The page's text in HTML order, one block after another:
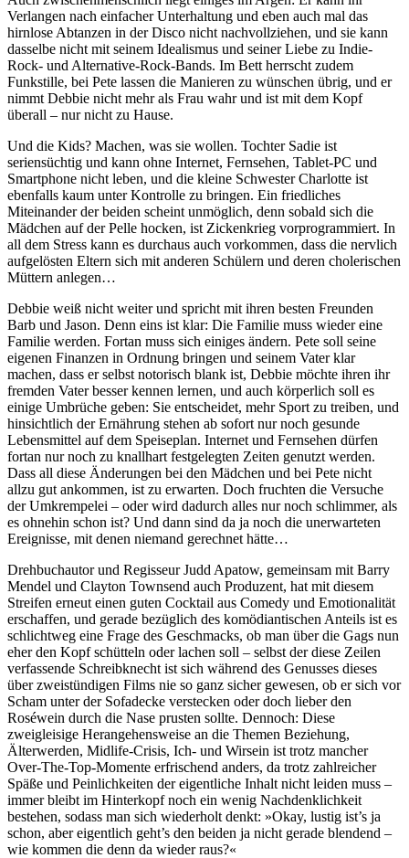
Verlangen nach einfacher Unterhaltung und eben auch mal das
hirnlose Abtanzen in der Disco nicht nachvollziehen, und sie kann
dasselbe nicht mit seinem Idealismus und seiner Liebe zu Indie-
Rock- und Alternative-Rock-Bands. Im Bett herrscht zudem
Funkstille, bei Pete lassen die Manieren zu wünschen übrig, und er
nimmt Debbie nicht mehr als Frau wahr und ist mit dem Kopf
überall – nur nicht zu Hause.
Und die Kids? Machen, was sie wollen. Tochter Sadie ist
seriensüchtig und kann ohne Internet, Fernsehen, Tablet-PC und
Smartphone nicht leben, und die kleine Schwester Charlotte ist
ebenfalls kaum unter Kontrolle zu bringen. Ein friedliches
Miteinander der beiden scheint unmöglich, denn sobald sich die
Mädchen auf der Pelle hocken, ist Zickenkrieg vorprogrammiert. In
all dem Stress kann es durchaus auch vorkommen, dass die nervlich
aufgelösten Eltern sich mit anderen Schülern und deren cholerischen
Müttern anlegen…
Debbie weiß nicht weiter und spricht mit ihren besten Freunden
Barb und Jason. Denn eins ist klar: Die Familie muss wieder eine
Familie werden. Fortan muss sich einiges ändern. Pete soll seine
eigenen Finanzen in Ordnung bringen und seinem Vater klar
machen, dass er selbst notorisch blank ist, Debbie möchte ihren ihr
fremden Vater besser kennen lernen, und auch körperlich soll es
einige Umbrüche geben: Sie entscheidet, mehr Sport zu treiben, und
hinsichtlich der Ernährung stehen ab sofort nur noch gesunde
Lebensmittel auf dem Speiseplan. Internet und Fernsehen dürfen
fortan nur noch zu knallhart festgelegten Zeiten genutzt werden.
Dass all diese Änderungen bei den Mädchen und bei Pete nicht
allzu gut ankommen, ist zu erwarten. Doch fruchten die Versuche
der Umkrempelei – oder wird dadurch alles nur noch schlimmer, als
es ohnehin schon ist? Und dann sind da ja noch die unerwarteten
Ereignisse, mit denen niemand gerechnet hätte…
Drehbuchautor und Regisseur Judd Apatow, gemeinsam mit Barry
Mendel und Clayton Townsend auch Produzent, hat mit diesem
Streifen erneut einen guten Cocktail aus Comedy und Emotionalität
erschaffen, und gerade bezüglich des komödiantischen Anteils ist es
schlichtweg eine Frage des Geschmacks, ob man über die Gags nun
eher den Kopf schütteln oder lachen soll – selbst der diese Zeilen
verfassende Schreibknecht ist sich während des Genusses dieses
über zweistündigen Films nie so ganz sicher gewesen, ob er sich vor
Scham unter der Sofadecke verstecken oder doch lieber den
Roséwein durch die Nase prusten sollte. Dennoch: Diese
zweigleisige Herangehensweise an die Themen Beziehung,
Älterwerden, Midlife-Crisis, Ich- und Wirsein ist trotz mancher
Over-The-Top-Momente erfrischend anders, da trotz zahlreicher
Späße und Peinlichkeiten der eigentliche Inhalt nicht leiden muss –
immer bleibt im Hinterkopf noch ein wenig Nachdenklichkeit
bestehen, sodass man sich wiederholt denkt: »Okay, lustig ist’s ja
schon, aber eigentlich geht’s den beiden ja nicht gerade blendend –
wie kommen die denn da wieder raus?«